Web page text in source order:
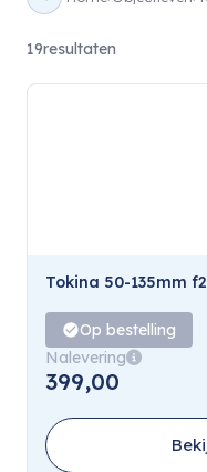
19resultaten
Op bestelling
Nalevering
399,00